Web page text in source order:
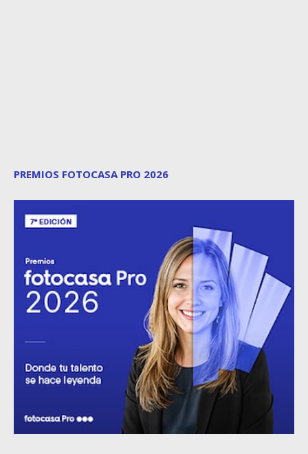
PREMIOS FOTOCASA PRO 2026